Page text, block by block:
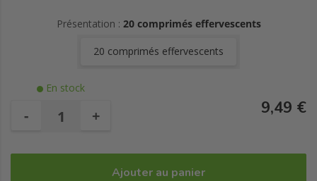
Présentation : 20 comprimés effervescents
20 comprimés effervescents
En stock
- + 9,49 €
Ajouter au panier